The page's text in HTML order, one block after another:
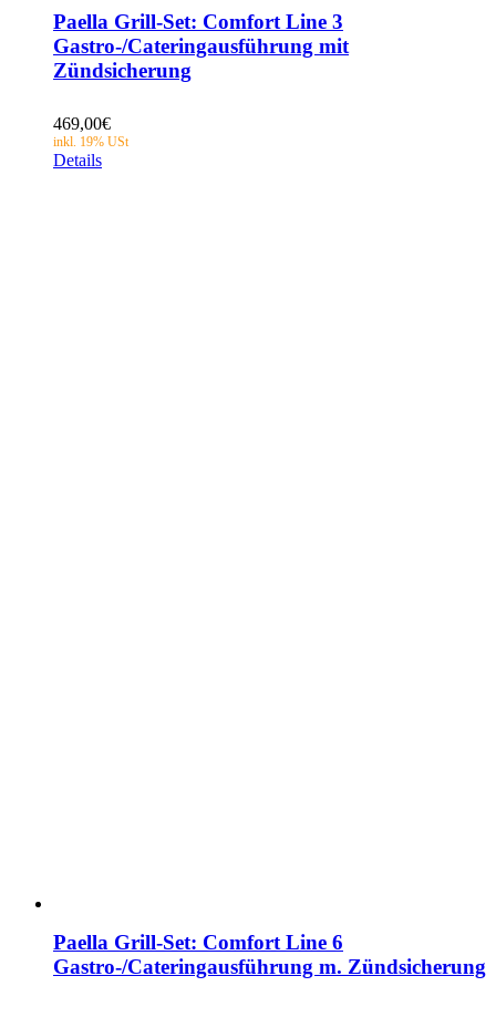
Paella Grill-Set: Comfort Line 3
Gastro-/Cateringausführung mit
Zündsicherung
469,00€
Details
Paella Grill-Set: Comfort Line 6
Gastro-/Cateringausführung m. Zündsicherung